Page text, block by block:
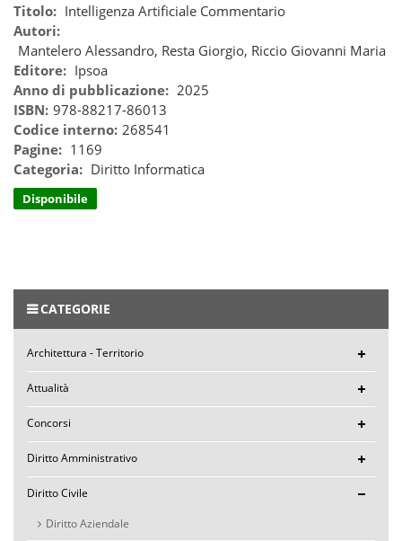
Titolo: Intelligenza Artificiale Commentario
Autori:
Mantelero Alessandro, Resta Giorgio, Riccio Giovanni Maria
Editore: Ipsoa
Anno di pubblicazione: 2025
ISBN: 978-88217-86013
Codice interno: 268541
Pagine: 1169
Categoria: Diritto Informatica
Disponibile
CATEGORIE
Architettura - Territorio
Attualità
Concorsi
Diritto Amministrativo
Diritto Civile
Diritto Aziendale